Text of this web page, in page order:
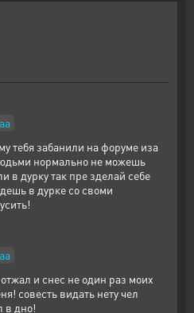
тебя забанили на форуме иза
нормально не можешь
в дурку так пре зделай себе
в дурке со своми
и снес не один раз моих
совесть видать нету чел
в дно!